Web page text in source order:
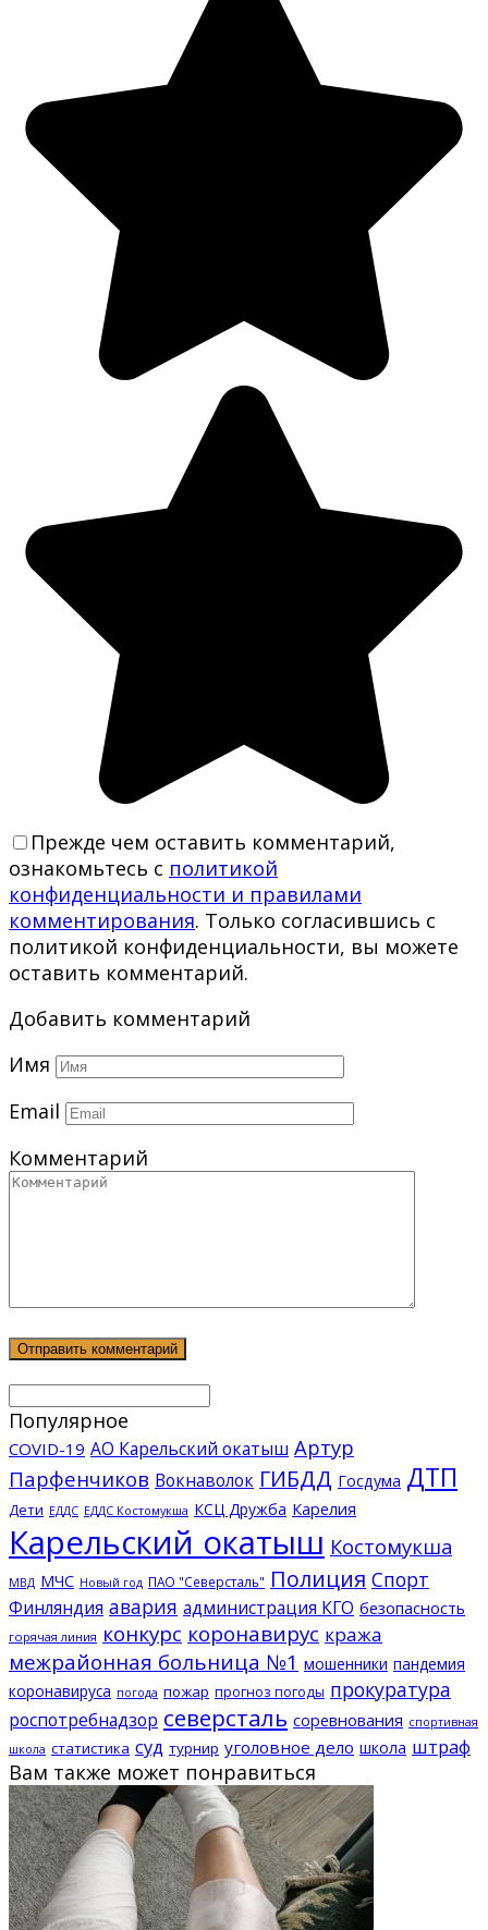
Прежде чем оставить комментарий,
ознакомьтесь с политикой
конфиденциальности и правилами
комментирования. Только согласившись с
политикой конфиденциальности, вы можете
оставить комментарий.
Добавить комментарий
Имя
Email
Комментарий
Популярное
COVID-19 АО Карельский окатыш Артур
Парфенчиков Вокнаволок ГИБДД Госдума ДТП
Дети ЕДДС ЕДДС Костомукша КСЦ Дружба Карелия
Карельский окатыш Костомукша
МВД МЧС Новый год ПАО "Северсталь" Полиция Спорт
Финляндия авария администрация КГО безопасность
горячая линия конкурс коронавирус кража
межрайонная больница №1 мошенники пандемия
коронавируса погода пожар прогноз погоды прокуратура
роспотребнадзор северсталь соревнования спортивная
школа статистика суд турнир уголовное дело школа штраф
Вам также может понравиться